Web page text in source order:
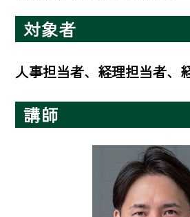
対象者
人事担当者、経理担当者、
講師